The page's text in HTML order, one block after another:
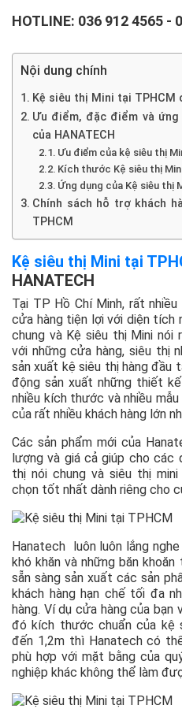
HOTLINE: 036 912 4565 -
Nội dung chính
Kệ siêu thị Mini tại TPHCM
Ưu điểm, đặc điểm và ứng
của HANATECH
Ưu điểm của kệ siêu thị
Kích thước Kệ siêu thị
Ứng dụng của Kệ siêu thị
Chính sách hỗ trợ khách
TPHCM
Kệ siêu thị Mini tại
HANATECH
Tại TP Hồ Chí Minh, rất
cửa hàng tiện lợi với diện tích
chung và Kệ siêu thị Mini
với những cửa hàng, siêu thị
sản xuất kệ siêu thị hàng đầu
động sản xuất những thiết
nhiều kích thước và nhiều
của rất nhiều khách hàng lớn
Các sản phẩm mới của
lượng và giá cả giúp cho các
thị nói chung và siêu thị
chọn tốt nhất dành riêng cho
Hanatech luôn luôn lắng
khó khăn và những băn
sẵn sàng sản xuất các sản
khách hàng hạn chế tối đa
hàng. Ví dụ cửa hàng của bạn
đó kích thước chuẩn của kệ
đến 1,2m thì Hanatech có
phù hợp với mặt bằng của
nghiệp khác không thể làm